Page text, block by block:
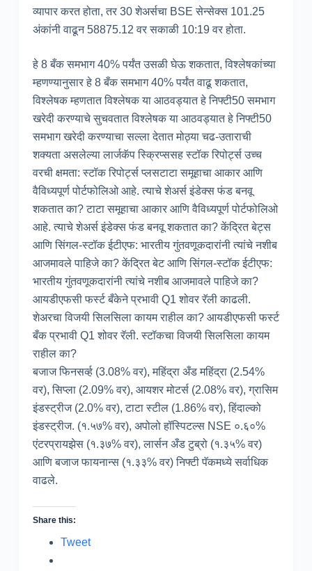
व्यापार करत होता, तर 30 शेअर्सचा BSE सेन्सेक्स 101.25
अंकांनी वाढून 58875.12 वर सकाळी 10:19 वर होता.
हे 8 बँक समभाग 40% पर्यंत उसळी घेऊ शकतात, विश्लेषकांच्या
म्हणण्यानुसार हे 8 बँक समभाग 40% पर्यंत वाढू शकतात,
विश्लेषक म्हणतात विश्लेषक या आठवड्यात हे निफ्टी50 समभाग
खरेदी करण्याचे सुचवतात विश्लेषक या आठवड्यात हे निफ्टी50
समभाग खरेदी करण्याचा सल्ला देतात मोठ्या चढ-उताराची
शक्यता असलेल्या लार्जकॅप स्क्रिप्ससह स्टॉक रिपोर्ट्स उच्च
वरची क्षमता: स्टॉक रिपोर्ट्स प्लसटाटा समूहाचा आकार आणि
वैविध्यपूर्ण पोर्टफोलिओ आहे. त्याचे शेअर्स इंडेक्स फंड बनवू
शकतात का? टाटा समूहाचा आकार आणि वैविध्यपूर्ण पोर्टफोलिओ
आहे. त्याचे शेअर्स इंडेक्स फंड बनवू शकतात का? केंद्रित बेट्स
आणि सिंगल-स्टॉक ईटीएफ: भारतीय गुंतवणूकदारांनी त्यांचे नशीब
आजमावले पाहिजे का? केंद्रित बेट आणि सिंगल-स्टॉक ईटीएफ:
भारतीय गुंतवणूकदारांनी त्यांचे नशीब आजमावले पाहिजे का?
आयडीएफसी फर्स्ट बँकेने प्रभावी Q1 शोवर रॅली काढली.
शेअरचा विजयी सिलसिला कायम राहील का? आयडीएफसी फर्स्ट
बँक प्रभावी Q1 शोवर रॅली. स्टॉकचा विजयी सिलसिला कायम
राहील का?
बजाज फिनसर्व्ह (3.08% वर), महिंद्रा अँड महिंद्रा (2.54%
वर), सिप्ला (2.09% वर), आयशर मोटर्स (2.08% वर), ग्रासिम
इंडस्ट्रीज (2.0% वर), टाटा स्टील (1.86% वर), हिंदाल्को
इंडस्ट्रीज. (१.५७% वर), अपोलो हॉस्पिटल्स NSE ०.६०%
एंटरप्रायझेस (१.३७% वर), लार्सन अँड टुब्रो (१.३५% वर)
आणि बजाज फायनान्स (१.३३% वर) निफ्टी पॅकमध्ये सर्वाधिक
वाढले.
Share this:
Tweet